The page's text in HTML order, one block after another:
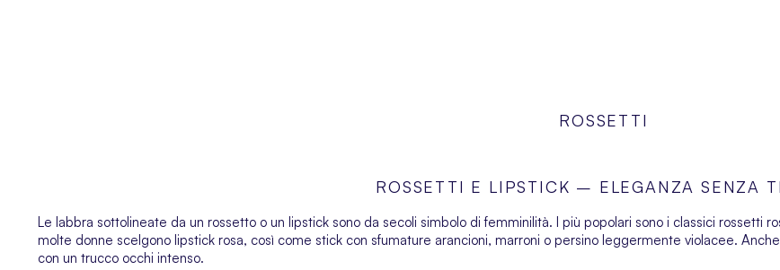
ROSSETTI
ROSSETTI E LIPSTICK – ELEGANZA SENZA
Le labbra sottolineate da un rossetto o un lipstick sono da secoli simbolo di femminilità. I più popolari sono i classici rossetti
molte donne scelgono lipstick rosa, così come stick con sfumature arancioni, marroni o persino leggermente violacee.
con un trucco occhi intenso.